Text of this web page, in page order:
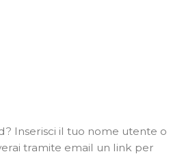
Inserisci il tuo nome utente o
tramite email un link per